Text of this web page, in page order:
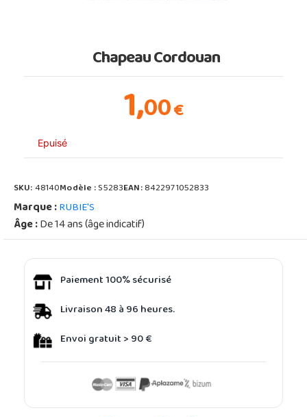
Chapeau Cordouan
1,00€
Epuisé
SKU:48140Modèle :S5283EAN:8422971052833
Marque :RUBIE'S
Âge :De 14 ans (âge indicatif)
Paiement 100% sécurisé
Livraison 48 à 96 heures.
Envoi gratuit > 90 €